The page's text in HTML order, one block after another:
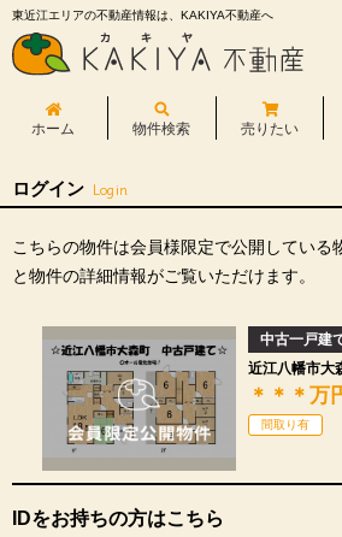
東近江エリアの不動産情報は、KAKIYA不動産へ
ホーム 物件検索 売りたい
ログイン Login
こちらの物件は会員様限定で公開している
と物件の詳細情報がご覧いただけます。
中古一戸建
近江八幡市大
＊＊＊万
間取り有
IDをお持ちの方はこちら